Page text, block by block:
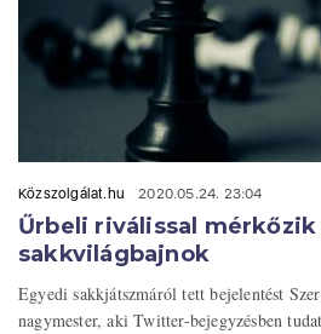
Közszolgálat.hu 2020.05.24. 23:04
Űrbeli riválissal mérkőzik
sakkvilágbajnok
Egyedi sakkjátszmáról tett bejelentést
nagymester, aki Twitter-bejegyzésben